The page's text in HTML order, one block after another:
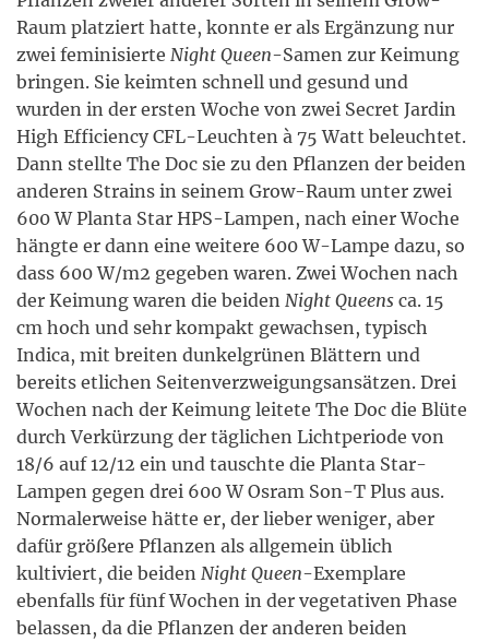
Raum platziert hatte, konnte er als Ergänzung nur
zwei feminisierte Night Queen-Samen zur Keimung
bringen. Sie keimten schnell und gesund und
wurden in der ersten Woche von zwei Secret Jardin
High Efficiency CFL-Leuchten à 75 Watt beleuchtet.
Dann stellte The Doc sie zu den Pflanzen der beiden
anderen Strains in seinem Grow-Raum unter zwei
600 W Planta Star HPS-Lampen, nach einer Woche
hängte er dann eine weitere 600 W-Lampe dazu, so
dass 600 W/m2 gegeben waren. Zwei Wochen nach
der Keimung waren die beiden Night Queens ca. 15
cm hoch und sehr kompakt gewachsen, typisch
Indica, mit breiten dunkelgrünen Blättern und
bereits etlichen Seitenverzweigungsansätzen. Drei
Wochen nach der Keimung leitete The Doc die Blüte
durch Verkürzung der täglichen Lichtperiode von
18/6 auf 12/12 ein und tauschte die Planta Star-
Lampen gegen drei 600 W Osram Son-T Plus aus.
Normalerweise hätte er, der lieber weniger, aber
dafür größere Pflanzen als allgemein üblich
kultiviert, die beiden Night Queen-Exemplare
ebenfalls für fünf Wochen in der vegetativen Phase
belassen, da die Pflanzen der anderen beiden